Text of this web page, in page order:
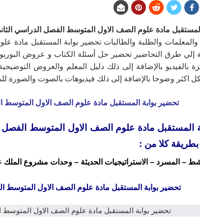
مادة علوم الصف الاول المتوسط الفصل الدراسي
والمعلمات والطلبة والطالبات تحضير بوابة المستقبل مادة
إلي طرق التحاضير تحضير حل أسئلة الكتاب و عروض
بالفيديو بالإضافة إلى ذلك دليل المعلم والعروض
اكثر وضوحا بالإضافة إلى ذلك فيديوهات بالصوت والصورة
تحضير بوابة المستقبل مادة علوم الصف الاول المتوسط
المستقبل مادة علوم الصف الاول المتوسط
كلا من :
– المسرد – الاستراتيجيات الحديثة – وحدات مشروع الملك
تحضير بوابة المستقبل مادة علوم الصف الاول المتوسط